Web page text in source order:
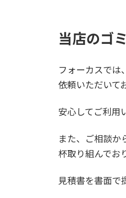
当店のゴ
フォーカスでは
依頼いただいて
安心してご利用
また、ご相談か
杯取り組んでお
見積書を書面で